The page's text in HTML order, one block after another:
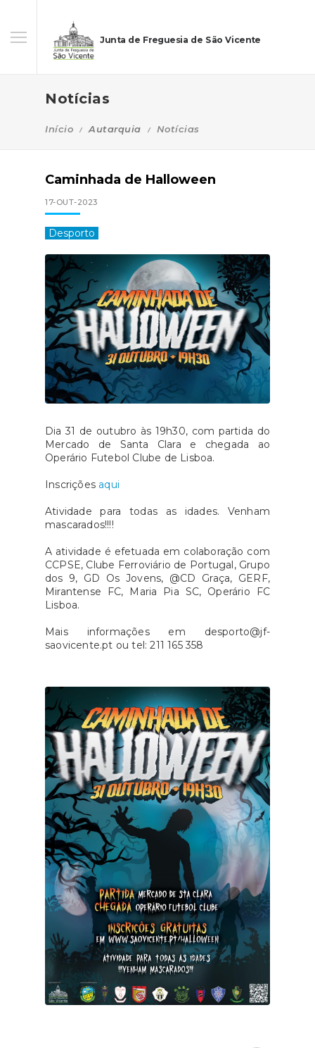
Junta de Freguesia de São Vicente
Notícias
Início Autarquia Notícias
Caminhada de Halloween
17-OUT-2023
Desporto
Dia 31 de outubro às 19h30, com partida do
Mercado de Santa Clara e chegada ao
Operário Futebol Clube de Lisboa.
Inscrições aqui
Atividade para todas as idades. Venham
mascarados!!!!
A atividade é efetuada em colaboração com
CCPSE, Clube Ferroviário de Portugal, Grupo
dos 9, GD Os Jovens, @CD Graça, GERF,
Mirantense FC, Maria Pia SC, Operário FC
Lisboa.
Mais informações em desporto@jf-
saovicente.pt ou tel: 211 165 358